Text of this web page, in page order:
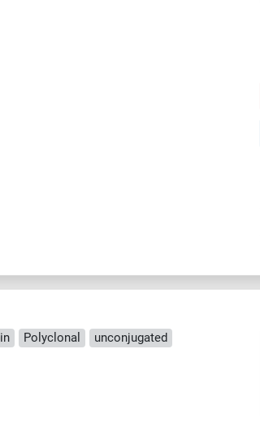
Polyclonal unconjugated